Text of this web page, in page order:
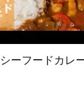
シーフードカレ